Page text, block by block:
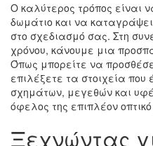
Ο καλύτερος τρόπος είναι
δωμάτιο και να
στο σχεδιασμό σας. Στη
χρόνου, κάνουμε μια
Όπως μπορείτε να
επιλέξετε τα στοιχεία που
σχημάτων, μεγεθών και
όφελος της επιπλέον
Ξεχνώντας